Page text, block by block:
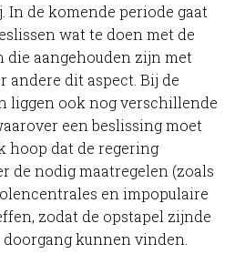
In de komende periode gaat
wat te doen met de
die aangehouden zijn met
dit aspect. Bij de
liggen ook nog verschillende
een beslissing moet
hoop dat de regering
de nodig maatregelen (zoals
en impopulaire
zodat de opstapel zijnde
kunnen vinden.